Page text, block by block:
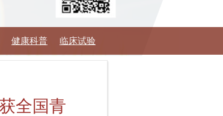
健康科普 临床试验
全国青